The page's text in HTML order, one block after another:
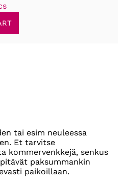
tai esim neuleessa
Et tarvitse
kommervenkkejä, senkus
paksummankin
paikoillaan.